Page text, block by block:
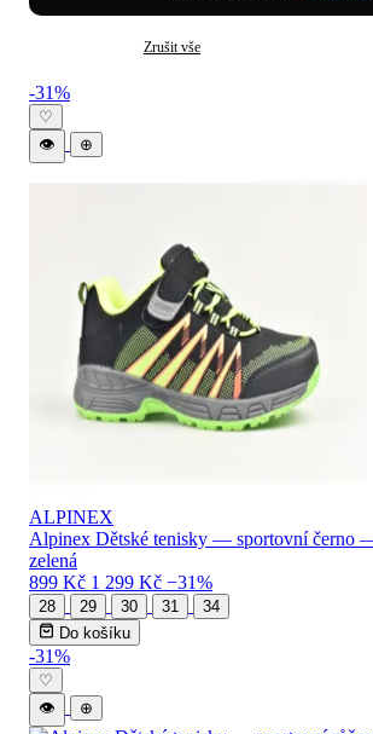
Zrušit vše
Levné boty ALPINEX —
-31%
♡
👁
⊕
ALPINEX
Alpinex Dětské tenisky — sportovní černo
zelená
899 Kč 1 299 Kč −31%
28 29 30 31
34
Do košíku
-31%
♡
👁
⊕